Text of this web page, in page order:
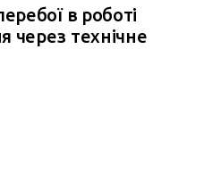
в роботі
через технічне